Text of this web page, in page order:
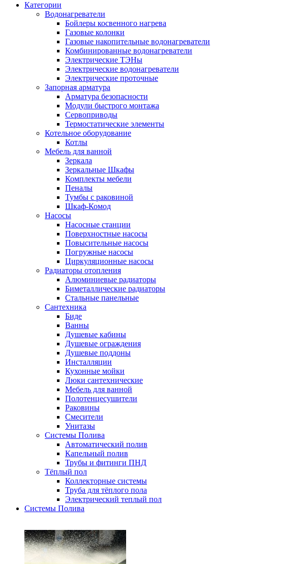
Категории
Водонагреватели
Бойлеры косвенного нагрева
Газовые колонки
Газовые накопительные водонагреватели
Комбинированные водонагреватели
Электрические ТЭНы
Электрические водонагреватели
Электрические проточные
Запорная арматура
Арматура безопасности
Модули быстрого монтажа
Сервоприводы
Термостатические элементы
Котельное оборудование
Котлы
Мебель для ванной
Зеркала
Зеркальные Шкафы
Комплекты мебели
Пеналы
Тумбы с раковиной
Шкаф-Комод
Насосы
Насосные станции
Поверхностные насосы
Повысительные насосы
Погружные насосы
Циркуляционные насосы
Радиаторы отопления
Алюминиевые радиаторы
Биметаллические радиаторы
Стальные панельные
Сантехника
Биде
Ванны
Душевые кабины
Душевые ограждения
Душевые поддоны
Инсталляции
Кухонные мойки
Люки сантехнические
Мебель для ванной
Полотенцесушители
Раковины
Смесители
Унитазы
Системы Полива
Автоматический полив
Капельный полив
Трубы и фитинги ПНД
Тёплый пол
Коллекторные системы
Труба для тёплого пола
Электрический теплый пол
Системы Полива